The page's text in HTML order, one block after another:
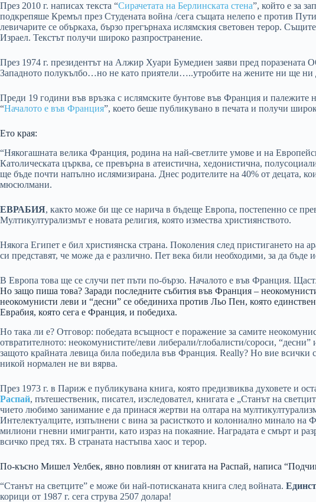
През 2010 г. написах текста “Сирачетата на Берлинската стена”, който е за
подкрепяше Кремъл през Студената война /сега същата нелепо е против
левичарите се объркаха, бързо прегърнаха ислямския световен терор.
Израел. Текстът получи широко разпространение.
През 1974 г. президентът на Алжир Хуари Бумедиен заяви пред
Западното полукълбо…но не като приятели…..утробите на жените ни ще ни
Преди 19 години във връзка с ислямските бунтове във Франция и палежите
“Началото е във Франция”, което беше публикувано в печата и получи
Ето края:
“Някогашната велика Франция, родина на най-светлите умове и на
Католическата църква, се превърна в атеистична, хедонистична,
ще бъде почти напълно ислямизирана. Днес родителите на 40% от децата,
мюсюлмани.
ЕВРАБИЯ, както може би ще се нарича в бъдеще Европа, постепенно се
Мултикултурализмът е новата религия, която измества християнството.
Някога Египет е бил християнска страна. Поколения след пристигането на
си представят, че може да е различно. Пет века били необходими, за да бъде
В Европа това ще се случи пет пъти по-бързо. Началото е във Франция.
Но защо пиша това? Заради последните събития във Франция –
неокомунисти леви и “десни” се обединиха против Льо Пен, която
Еврабия, която сега е Франция, и победиха.
Но така ли е? Отговор: победата всъщност е поражение за самите
отвратителното: неокомунистите/леви либерали/глобалисти/сороси,
защото крайната левица била победила във Франция. Really? Но вие
никой нормален не ви вярва.
През 1973 г. в Париж е публикувана книга, която предизвиква духовете и
Распай, пътешественик, писател, изследовател, книгата е „Станът на
чието любимо занимание е да принася жертви на олтара на
Интелектуалците, изпълнени с вина за расисткото и колониално минало на
милиони гневни имигранти, като израз на покаяние. Наградата е смърт и
всичко пред тях. В страната настъпва хаос и терор.
По-късно Мишел Уелбек, явно повлиян от книгата на Распай, написа
“Станът на светците” е може би най-потисканата книга след войната.
корици от 1987 г. сега струва 2507 долара!